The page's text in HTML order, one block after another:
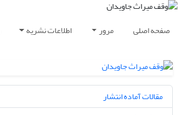
صفحه اصلی مرور اطلاعات نشریه
مقالات آماده انتشار